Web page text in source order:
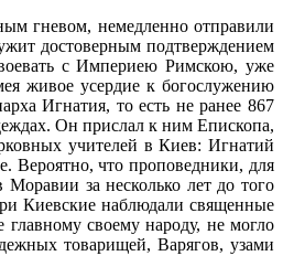
гневом, немедленно отправили
достоверным подтверждением
с Империею Римскою, уже
живое усердие к богослужению
Игнатия, то есть не ранее 867
Он прислал к ним Епископа,
учителей в Киев: Игнатий
Вероятно, что проповедники, для
за несколько лет до того
Киевские наблюдали священные
своему народу, не могло
товарищей, Варягов, узами